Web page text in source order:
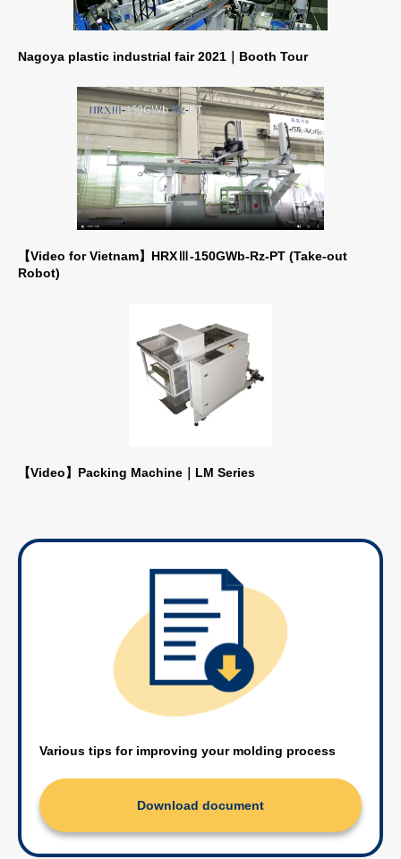
Nagoya plastic industrial fair 2021｜Booth Tour
【Video for Vietnam】HRXⅢ-150GWb-Rz-PT (Take-out
Robot)
【Video】Packing Machine｜LM Series
Various tips for improving your molding process
Download document